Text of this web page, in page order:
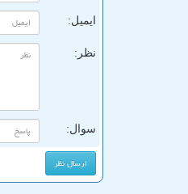
ایمیل:
نظر:
سوال: